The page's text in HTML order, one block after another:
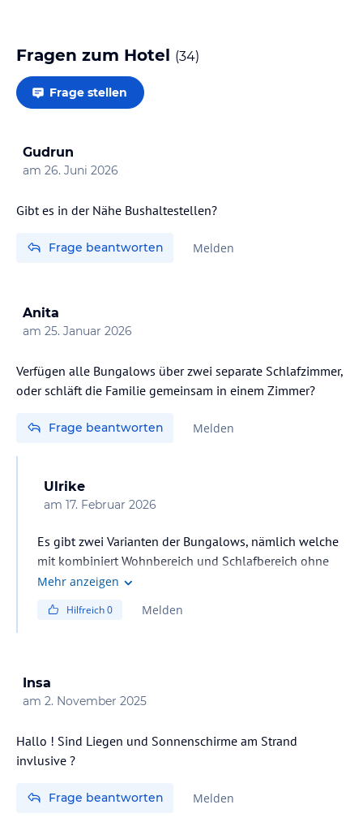
Fragen zum Hotel (34)
Frage stellen
Gudrun
am 26. Juni 2026
Gibt es in der Nähe Bushaltestellen?
Frage beantworten Melden
Anita
am 25. Januar 2026
Verfügen alle Bungalows über zwei separate Schlafzimmer,
oder schläft die Familie gemeinsam in einem Zimmer?
Frage beantworten Melden
Ulrike
am 17. Februar 2026
Es gibt zwei Varianten der Bungalows, nämlich welche
mit kombiniert Wohnbereich und Schlafbereich ohne
Trennung, und welche mit Trennung von Wohnbereich
ausführlich beschrieben auf der Homepage des Hotels
Holidaycheck, zb sehr ausführlich bei TUI. Vor Buchung
muss deshalb zwingend die Hotelbeschreibung bei den
richtige Kategorie vom Bungalow zu buchen.
Mehr anzeigen
Hilfreich0 Melden
Insa
am 2. November 2025
Hallo ! Sind Liegen und Sonnenschirme am Strand
invlusive ?
Frage beantworten Melden